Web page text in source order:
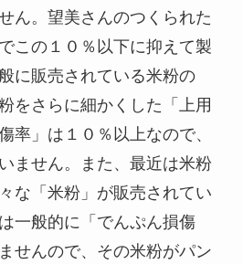
ん。望美さんのつくられた
この１０％以下に抑えて製
に販売されている米粉の
をさらに細かくした「上用
率」は１０％以上なので、
ません。また、最近は米粉
な「米粉」が販売されてい
一般的に「でんぷん損傷
せんので、その米粉がパン